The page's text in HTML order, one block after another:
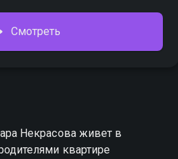
Смотреть
Некрасова живет в
квартире